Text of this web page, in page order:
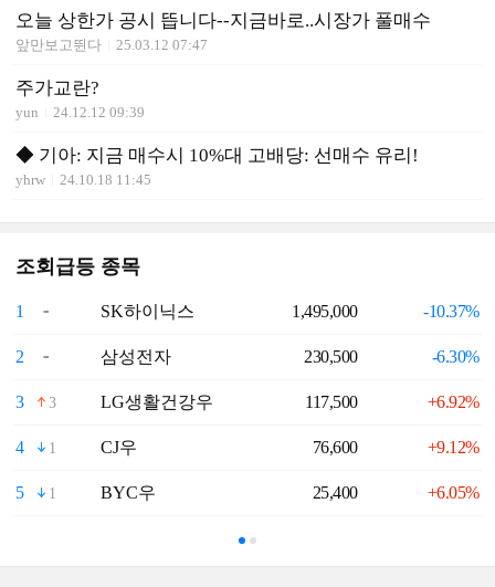
오늘 상한가 공시 뜹니다--지금바로..시장가 풀매수
앞만보고뛴다 25.03.12 07:47
주가교란?
yun 24.12.12 09:39
◆ 기아: 지금 매수시 10%대 고배당: 선매수 유리!
yhrw 24.10.18 11:45
조회급등 종목
1 SK하이닉스 1,495,000 -10.37%
2 삼성전자 230,500 -6.30%
3 3 LG생활건강우 117,500 +6.92%
4 1 CJ우 76,600 +9.12%
5 1 BYC우 25,400 +6.05%